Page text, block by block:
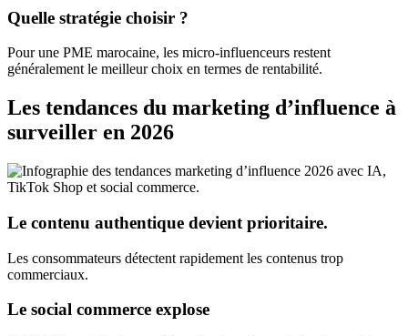
Quelle stratégie choisir ?
Pour une PME marocaine, les micro-influenceurs restent
généralement le meilleur choix en termes de rentabilité.
Les tendances du marketing d’influence à
surveiller en 2026
Le contenu authentique devient prioritaire.
Les consommateurs détectent rapidement les contenus trop
commerciaux.
Le social commerce explose